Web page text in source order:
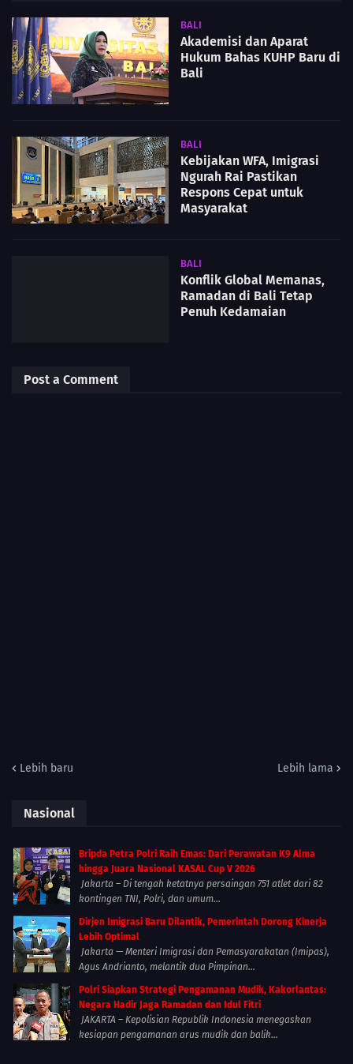
BALI
Akademisi dan Aparat
Hukum Bahas KUHP Baru di
Bali
BALI
Kebijakan WFA, Imigrasi
Ngurah Rai Pastikan
Respons Cepat untuk
Masyarakat
BALI
Konflik Global Memanas,
Ramadan di Bali Tetap
Penuh Kedamaian
Post a Comment
Lebih baru Lebih lama
Nasional
Bripda Petra Polri Raih Emas: Dari Perawatan K9 Alma
hingga Juara Nasional KASAL Cup V 2026
Jakarta – Di tengah ketatnya persaingan 751 atlet dari 82
kontingen TNI, Polri, dan umum...
Dirjen Imigrasi Baru Dilantik, Pemerintah Dorong Kinerja
Lebih Optimal
Jakarta — Menteri Imigrasi dan Pemasyarakatan (Imipas),
Agus Andrianto, melantik dua Pimpinan...
Polri Siapkan Strategi Pengamanan Mudik, Kakorlantas:
Negara Hadir Jaga Ramadan dan Idul Fitri
JAKARTA – Kepolisian Republik Indonesia menegaskan
kesiapan pengamanan arus mudik dan balik...